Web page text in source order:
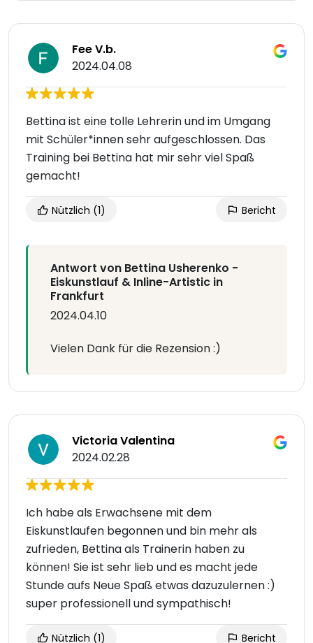
Fee V.b.
2024.04.08
Bettina ist eine tolle Lehrerin und im Umgang
mit Schüler*innen sehr aufgeschlossen. Das
Training bei Bettina hat mir sehr viel Spaß
gemacht!
Nützlich (1) Bericht
Antwort von Bettina Usherenko -
Eiskunstlauf & Inline-Artistic in
Frankfurt
2024.04.10
Vielen Dank für die Rezension :)
Victoria Valentina
2024.02.28
Ich habe als Erwachsene mit dem
Eiskunstlaufen begonnen und bin mehr als
zufrieden, Bettina als Trainerin haben zu
können! Sie ist sehr lieb und es macht jede
Stunde aufs Neue Spaß etwas dazuzulernen :)
super professionell und sympathisch!
Nützlich (1) Bericht